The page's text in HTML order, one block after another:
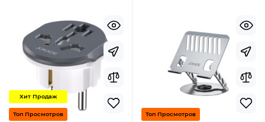
Хит Продаж
Топ Просмотров Топ Просмотров